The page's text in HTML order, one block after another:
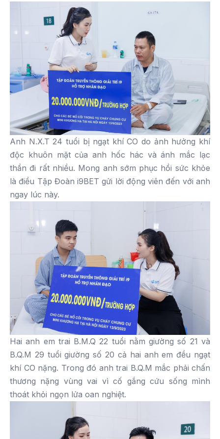
Anh N.X.T 24 tuổi bị ngạt khí CO do ảnh hưởng khí
độc khuôn mặt của anh hốc hác và ánh mắc lạc
thần đi rất nhiều. Mong anh sớm phục hồi sức khỏe
là điều Tập Đoàn i9BET gửi lời động viên đến với anh
ngay lúc này.
Hai anh em trai B.M.Q 22 tuổi nằm giường số 21 và
B.Q.M 29 tuổi giường số 20 cả hai anh em đều ngạt
khí CO nặng. Trong đó anh trai B.Q.M mắc phải chấn
thương nặng vùng vai vì cố gắng cứu sống mình
thoát khỏi ngọn lửa oan nghiệt.